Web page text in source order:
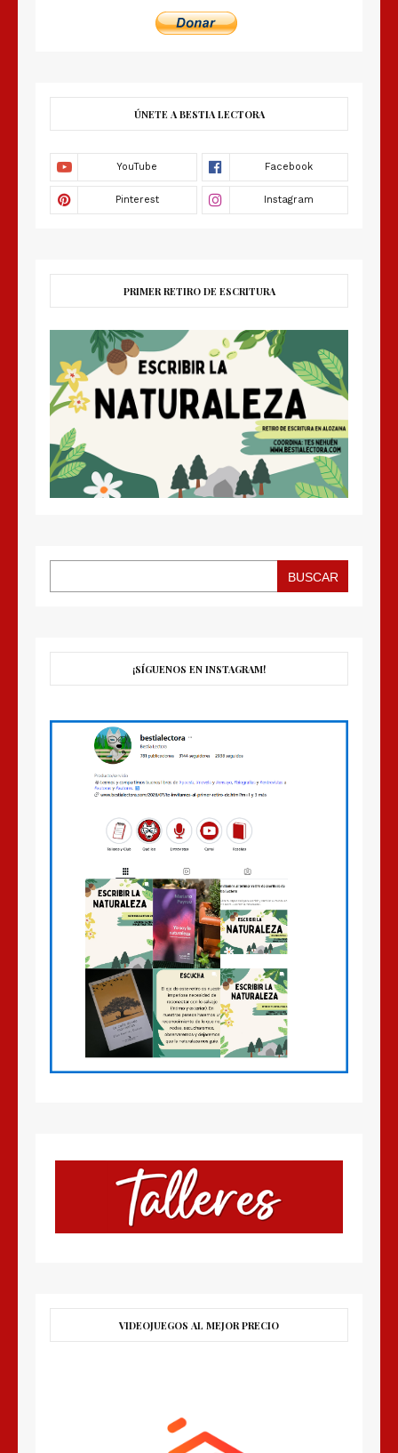
ÚNETE A BESTIA LECTORA
PRIMER RETIRO DE ESCRITURA
BUSCAR
¡SÍGUENOS EN INSTAGRAM!
VIDEOJUEGOS AL MEJOR PRECIO